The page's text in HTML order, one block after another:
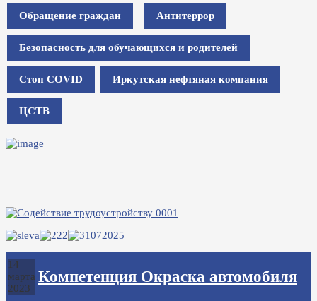
Обращение граждан Антитеррор
Безопасность для обучающихся и родителей
Стоп COVID Иркутская нефтяная компания
ЦСТВ
14
марта
2023
Компетенция Окраска автомобиля